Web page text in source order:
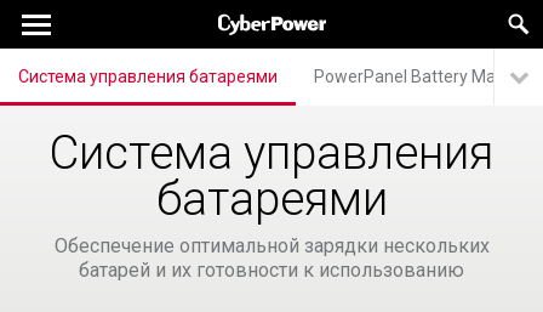
Система управления батареями PowerPanel Battery
Система управления
батареями
Обеспечение оптимальной зарядки нескольких
батарей и их готовности к использованию